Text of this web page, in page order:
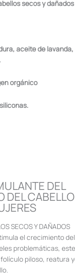
secos y dañados
aceite de
orgánico
DEL
DEL
SECOS Y DAÑADOS
el crecimiento
problemáticas,
piloso, reatura